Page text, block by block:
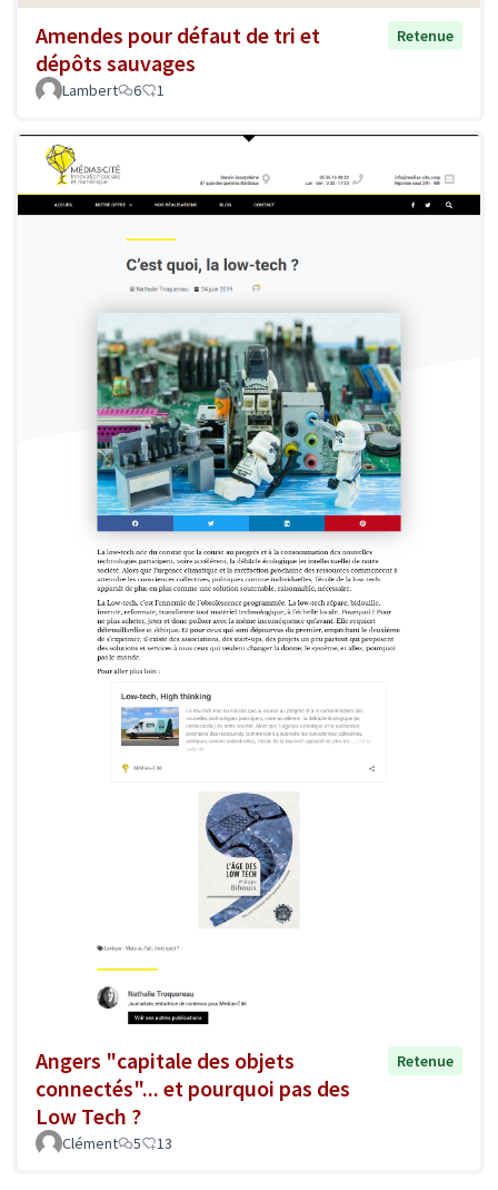
Amendes pour défaut de tri et
dépôts sauvages
Retenue
Lambert 6 1
Angers "capitale des objets
connectés"... et pourquoi pas des
Low Tech ?
Retenue
Clément 5 13